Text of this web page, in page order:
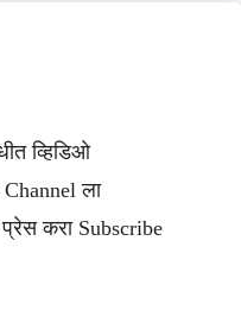
व्हिडिओ
Channel ला
करा Subscribe